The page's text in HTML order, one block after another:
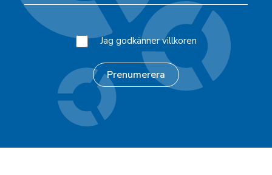
Jag godkänner villkoren